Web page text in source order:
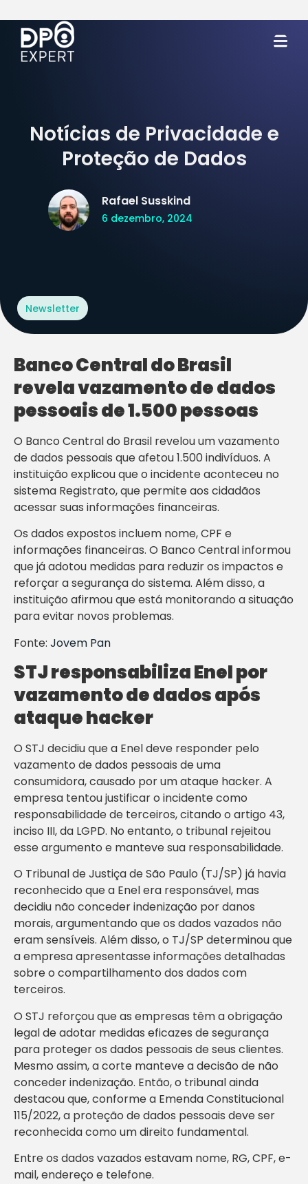
Notícias de Privacidade e
Proteção de Dados
Rafael Susskind
6 dezembro, 2024
Newsletter
Banco Central do Brasil
revela vazamento de dados
pessoais de 1.500 pessoas
O Banco Central do Brasil revelou um vazamento
de dados pessoais que afetou 1.500 indivíduos. A
instituição explicou que o incidente aconteceu no
sistema Registrato, que permite aos cidadãos
acessar suas informações financeiras.
Os dados expostos incluem nome, CPF e
informações financeiras. O Banco Central informou
que já adotou medidas para reduzir os impactos e
reforçar a segurança do sistema. Além disso, a
instituição afirmou que está monitorando a situação
para evitar novos problemas.
Fonte: Jovem Pan
STJ responsabiliza Enel por
vazamento de dados após
ataque hacker
O STJ decidiu que a Enel deve responder pelo
vazamento de dados pessoais de uma
consumidora, causado por um ataque hacker. A
empresa tentou justificar o incidente como
responsabilidade de terceiros, citando o artigo 43,
inciso III, da LGPD. No entanto, o tribunal rejeitou
esse argumento e manteve sua responsabilidade.
O Tribunal de Justiça de São Paulo (TJ/SP) já havia
reconhecido que a Enel era responsável, mas
decidiu não conceder indenização por danos
morais, argumentando que os dados vazados não
eram sensíveis. Além disso, o TJ/SP determinou que
a empresa apresentasse informações detalhadas
sobre o compartilhamento dos dados com
terceiros.
O STJ reforçou que as empresas têm a obrigação
legal de adotar medidas eficazes de segurança
para proteger os dados pessoais de seus clientes.
Mesmo assim, a corte manteve a decisão de não
conceder indenização. Então, o tribunal ainda
destacou que, conforme a Emenda Constitucional
115/2022, a proteção de dados pessoais deve ser
reconhecida como um direito fundamental.
Entre os dados vazados estavam nome, RG, CPF, e-
mail, endereço e telefone.